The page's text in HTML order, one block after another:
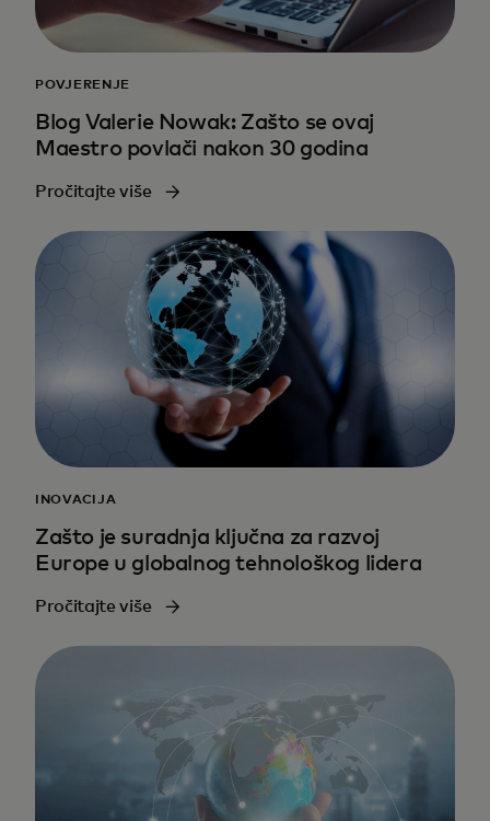
POVJERENJE
Blog Valerie Nowak: Zašto se ovaj
Maestro povlači nakon 30 godina
Pročitajte više
INOVACIJA
Zašto je suradnja ključna za razvoj
Europe u globalnog tehnološkog lidera
Pročitajte više